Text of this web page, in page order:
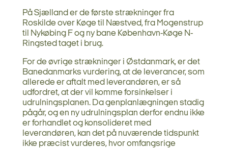
På Sjælland er de første strækninger fra
Roskilde over Køge til Næstved, fra Mogenstrup
til Nykøbing F og ny bane København-Køge N-
Ringsted taget i brug.
For de øvrige strækninger i Østdanmark, er det
Banedanmarks vurdering, at de leverancer, som
allerede er aftalt med leverandøren, er så
udfordret, at der vil komme forsinkelser i
udrulningsplanen. Da genplanlægningen stadig
pågår, og en ny udrulningsplan derfor endnu ikke
er forhandlet og konsolideret med
leverandøren, kan det på nuværende tidspunkt
ikke præcist vurderes, hvor omfangsrige